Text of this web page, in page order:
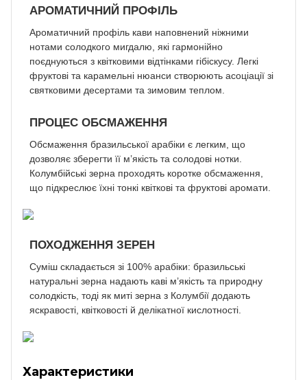
АРОМАТИЧНИЙ ПРОФІЛЬ
Ароматичний профіль кави наповнений ніжними
нотами солодкого мигдалю, які гармонійно
поєднуються з квітковими відтінками гібіскусу. Легкі
фруктові та карамельні нюанси створюють асоціації зі
святковими десертами та зимовим теплом.
ПРОЦЕС ОБСМАЖЕННЯ
Обсмаження бразильської арабіки є легким, що
дозволяє зберегти її м’якість та солодові нотки.
Колумбійські зерна проходять коротке обсмаження,
що підкреслює їхні тонкі квіткові та фруктові аромати.
ПОХОДЖЕННЯ ЗЕРЕН
Суміш складається зі 100% арабіки: бразильські
натуральні зерна надають каві м’якість та природну
солодкість, тоді як миті зерна з Колумбії додають
яскравості, квітковості й делікатної кислотності.
Характеристики